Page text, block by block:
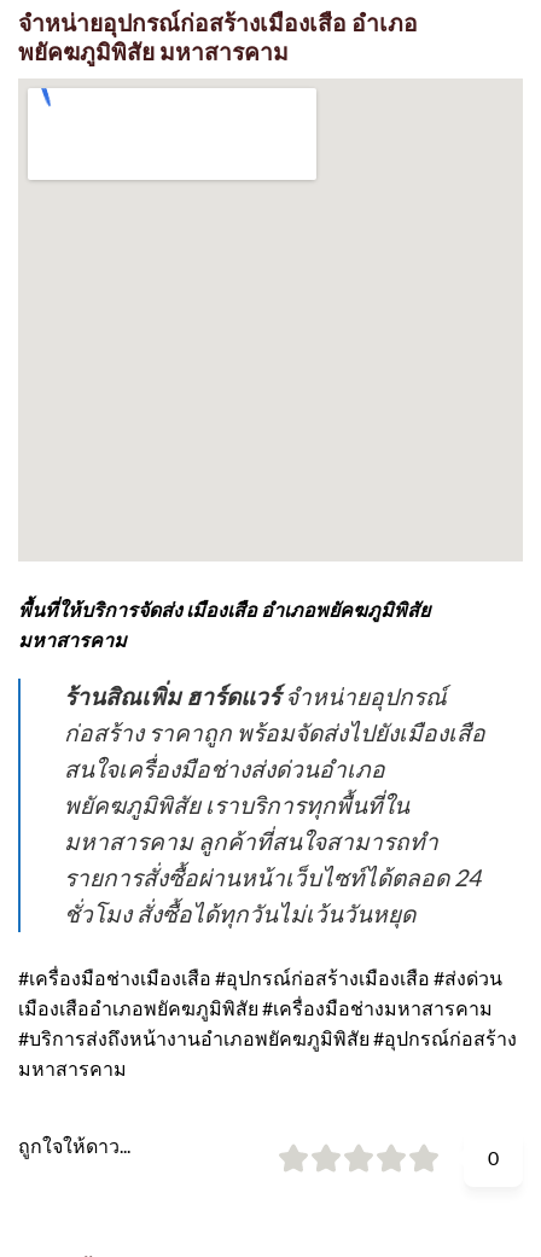
จำหน่ายอุปกรณ์ก่อสร้างเมืองเสือ อำเภอ
พยัคฆภูมิพิสัย มหาสารคาม
พื้นที่ให้บริการจัดส่ง เมืองเสือ อำเภอพยัคฆภูมิพิสัย
มหาสารคาม
ร้านสิณเพิ่ม ฮาร์ดแวร์จำหน่ายอุปกรณ์
ก่อสร้าง ราคาถูก พร้อมจัดส่งไปยังเมืองเสือ
สนใจเครื่องมือช่างส่งด่วนอำเภอ
พยัคฆภูมิพิสัย เราบริการทุกพื้นที่ใน
มหาสารคาม ลูกค้าที่สนใจสามารถทำ
รายการสั่งซื้อผ่านหน้าเว็บไซท์ได้ตลอด 24
ชั่วโมง สั่งซื้อได้ทุกวันไม่เว้นวันหยุด
#เครื่องมือช่างเมืองเสือ #อุปกรณ์ก่อสร้างเมืองเสือ #ส่งด่วน
เมืองเสืออำเภอพยัคฆภูมิพิสัย #เครื่องมือช่างมหาสารคาม
#บริการส่งถึงหน้างานอำเภอพยัคฆภูมิพิสัย #อุปกรณ์ก่อสร้าง
มหาสารคาม
ถูกใจให้ดาว...
0